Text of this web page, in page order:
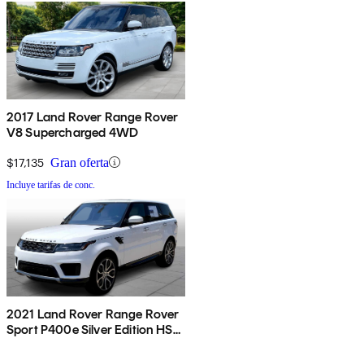
2017 Land Rover Range Rover
V8 Supercharged 4WD
$17,135 Gran oferta
Incluye tarifas de conc.
2021 Land Rover Range Rover
Sport P400e Silver Edition HSE